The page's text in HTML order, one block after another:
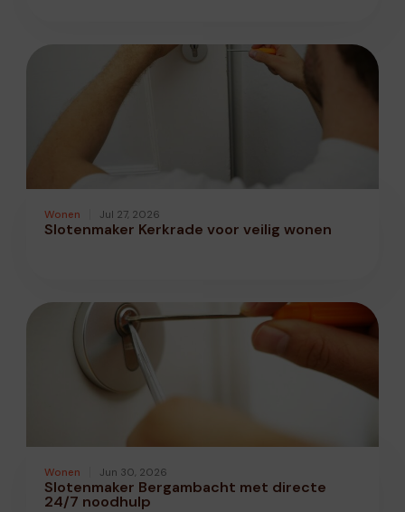
Wonen Jul 27, 2026
Slotenmaker Kerkrade voor veilig wonen
Wonen Jun 30, 2026
Slotenmaker Bergambacht met directe
24/7 noodhulp